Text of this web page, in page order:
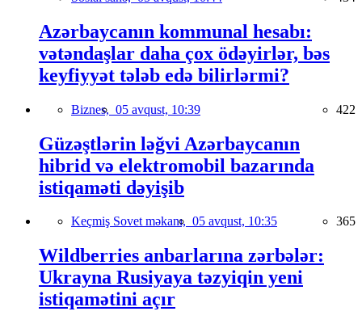
Azərbaycanın kommunal hesabı:
vətəndaşlar daha çox ödəyirlər, bəs
keyfiyyət tələb edə bilirlərmi?
Biznes, 05 avqust, 10:39 422
Güzəştlərin ləğvi Azərbaycanın
hibrid və elektromobil bazarında
istiqaməti dəyişib
Keçmiş Sovet məkanı, 05 avqust, 10:35 365
Wildberries anbarlarına zərbələr:
Ukrayna Rusiyaya təzyiqin yeni
istiqamətini açır